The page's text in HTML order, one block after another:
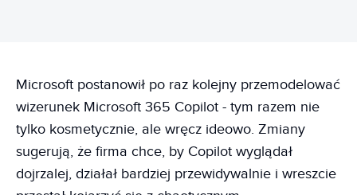
Microsoft postanowił po raz kolejny przemodelować
wizerunek Microsoft 365 Copilot - tym razem nie
tylko kosmetycznie, ale wręcz ideowo. Zmiany
sugerują, że firma chce, by Copilot wyglądał
dojrzalej, działał bardziej przewidywalnie i wreszcie